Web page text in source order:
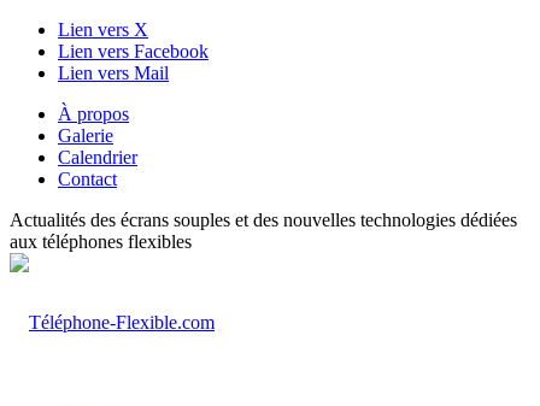
Lien vers X
Lien vers Facebook
Lien vers Mail
À propos
Galerie
Calendrier
Contact
Actualités des écrans souples et des nouvelles technologies dédiées
aux téléphones flexibles